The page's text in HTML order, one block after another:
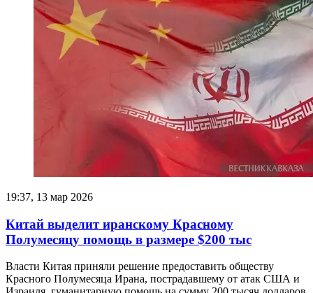
19:37, 13 мар 2026
Китай выделит иранскому Красному
Полумесяцу помощь в размере $200 тыс
Власти Китая приняли решение предоставить обществу
Красного Полумесяца Ирана, пострадавшему от атак США и